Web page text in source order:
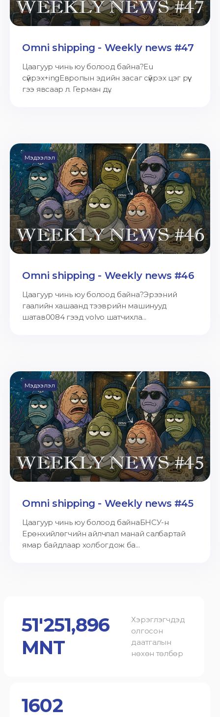
Omni shipping - Weekly news #47
Цаагуур чинь юу болоод байна?Eu
сүйрэх+ingЕвропын эдийн засаг сүйрэх цэг рүү
гээ явсаар л. Герман дү...
Мэдээлэл
Omni shipping - Weekly news #46
Цаагуур чинь юу болоод байна?Эрээний
гаалийн хашаанд тээврийн машинууд
шатав0084 гээд volvo шатчихла...
Мэдээлэл
Omni shipping - Weekly news #45
Цаагуур чинь юу болоод байнаБНСУ-н
Ерөнхийлөгчийн айлчлал манай салбартай
ямар байдлаар холбогдож ба...
51'251,896
MNT
Хэрэглэгчдэд
олгосон
даатгалын
нөхөн төлбөр
1602